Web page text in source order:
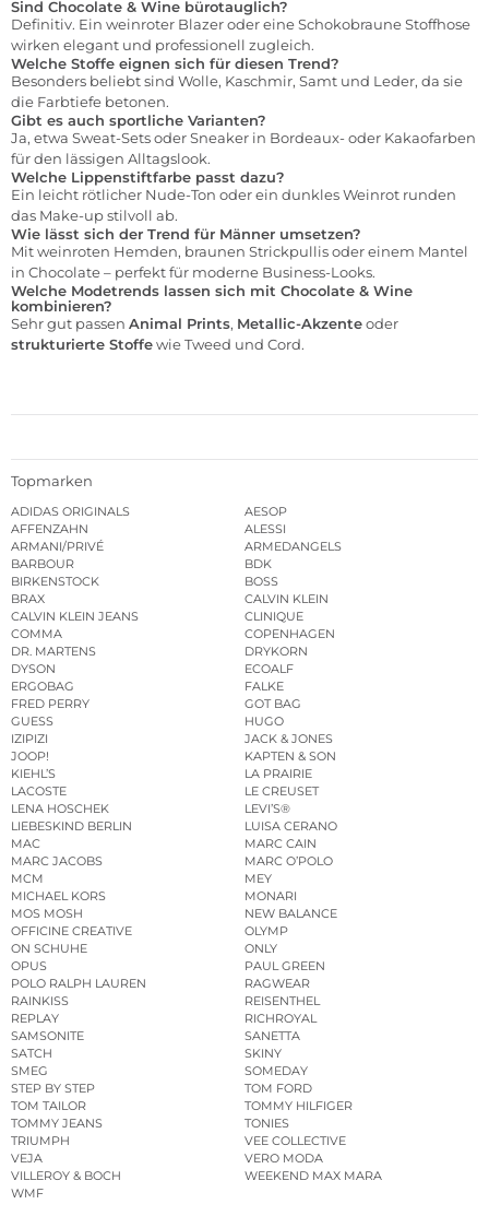
Sind Chocolate & Wine bürotauglich?
Definitiv. Ein weinroter Blazer oder eine Schokobraune Stoffhose
wirken elegant und professionell zugleich.
Welche Stoffe eignen sich für diesen Trend?
Besonders beliebt sind Wolle, Kaschmir, Samt und Leder, da sie
die Farbtiefe betonen.
Gibt es auch sportliche Varianten?
Ja, etwa Sweat-Sets oder Sneaker in Bordeaux- oder Kakaofarben
für den lässigen Alltagslook.
Welche Lippenstiftfarbe passt dazu?
Ein leicht rötlicher Nude-Ton oder ein dunkles Weinrot runden
das Make-up stilvoll ab.
Wie lässt sich der Trend für Männer umsetzen?
Mit weinroten Hemden, braunen Strickpullis oder einem Mantel
in Chocolate – perfekt für moderne Business-Looks.
Welche Modetrends lassen sich mit Chocolate & Wine
kombinieren?
Sehr gut passen Animal Prints, Metallic-Akzenteoder
strukturierte Stoffewie Tweed und Cord.
Topmarken
ADIDAS ORIGINALS
AESOP
AFFENZAHN
ALESSI
ARMANI/PRIVÉ
ARMEDANGELS
BARBOUR
BDK
BIRKENSTOCK
BOSS
BRAX
CALVIN KLEIN
CALVIN KLEIN JEANS
CLINIQUE
COMMA
COPENHAGEN
DR. MARTENS
DRYKORN
DYSON
ECOALF
ERGOBAG
FALKE
FRED PERRY
GOT BAG
GUESS
HUGO
IZIPIZI
JACK & JONES
JOOP!
KAPTEN & SON
KIEHL’S
LA PRAIRIE
LACOSTE
LE CREUSET
LENA HOSCHEK
LEVI’S®
LIEBESKIND BERLIN
LUISA CERANO
MAC
MARC CAIN
MARC JACOBS
MARC O’POLO
MCM
MEY
MICHAEL KORS
MONARI
MOS MOSH
NEW BALANCE
OFFICINE CREATIVE
OLYMP
ON SCHUHE
ONLY
OPUS
PAUL GREEN
POLO RALPH LAUREN
RAGWEAR
RAINKISS
REISENTHEL
REPLAY
RICHROYAL
SAMSONITE
SANETTA
SATCH
SKINY
SMEG
SOMEDAY
STEP BY STEP
TOM FORD
TOM TAILOR
TOMMY HILFIGER
TOMMY JEANS
TONIES
TRIUMPH
VEE COLLECTIVE
VEJA
VERO MODA
VILLEROY & BOCH
WEEKEND MAX MARA
WMF